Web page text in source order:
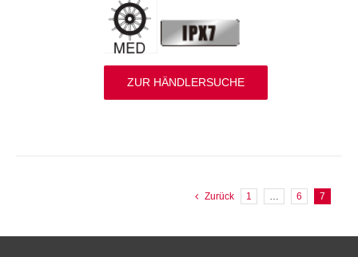
ZUR HÄNDLERSUCHE
Zurück 1 … 6 7